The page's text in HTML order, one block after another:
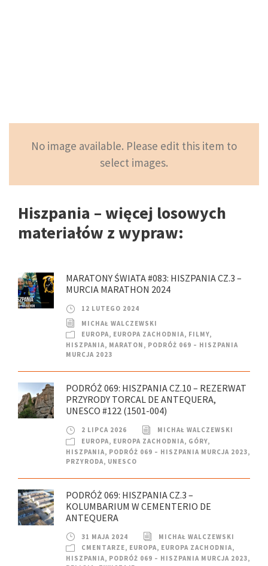
No image available. Please edit this item to
select images.
Hiszpania – więcej losowych
materiałów z wypraw:
MARATONY ŚWIATA #083: HISZPANIA CZ.3 –
MURCIA MARATHON 2024
12 LUTEGO 2024
MICHAŁ WALCZEWSKI
EUROPA, EUROPA ZACHODNIA, FILMY,
HISZPANIA, MARATON , PODRÓŻ 069 – HISZPANIA
MURCJA 2023
PODRÓŻ 069: HISZPANIA CZ.10 – REZERWAT
PRZYRODY TORCAL DE ANTEQUERA,
UNESCO #122 (1501-004)
2 LIPCA 2026
MICHAŁ WALCZEWSKI
EUROPA, EUROPA ZACHODNIA, GÓRY,
HISZPANIA, PODRÓŻ 069 – HISZPANIA MURCJA 2023,
PRZYRODA, UNESCO
PODRÓŻ 069: HISZPANIA CZ.3 –
KOLUMBARIUM W CEMENTERIO DE
ANTEQUERA
31 MAJA 2024
MICHAŁ WALCZEWSKI
CMENTARZE, EUROPA, EUROPA ZACHODNIA,
HISZPANIA, PODRÓŻ 069 – HISZPANIA MURCJA 2023,